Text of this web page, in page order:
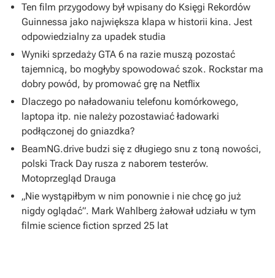
Ten film przygodowy był wpisany do Księgi Rekordów
Guinnessa jako największa klapa w historii kina. Jest
odpowiedzialny za upadek studia
Wyniki sprzedaży GTA 6 na razie muszą pozostać
tajemnicą, bo mogłyby spowodować szok. Rockstar ma
dobry powód, by promować grę na Netflix
Dlaczego po naładowaniu telefonu komórkowego,
laptopa itp. nie należy pozostawiać ładowarki
podłączonej do gniazdka?
BeamNG.drive budzi się z długiego snu z toną nowości,
polski Track Day rusza z naborem testerów.
Motoprzegląd Drauga
„Nie wystąpiłbym w nim ponownie i nie chcę go już
nigdy oglądać”. Mark Wahlberg żałował udziału w tym
filmie science fiction sprzed 25 lat